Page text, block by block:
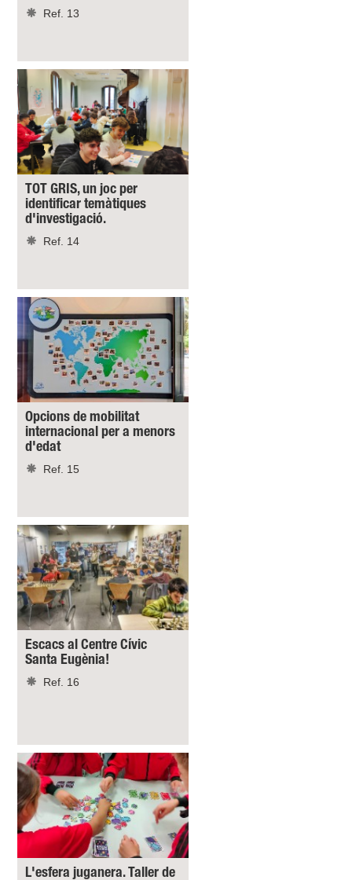
Ref. 13
TOT GRIS, un joc per
identificar temàtiques
d'investigació.
Ref. 14
Opcions de mobilitat
internacional per a menors
d'edat
Ref. 15
Escacs al Centre Cívic
Santa Eugènia!
Ref. 16
L'esfera juganera. Taller de